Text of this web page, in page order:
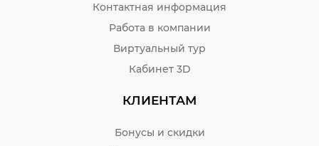
Контактная информация
Работа в компании
Виртуальный тур
Кабинет 3D
КЛИЕНТАМ
Бонусы и скидки